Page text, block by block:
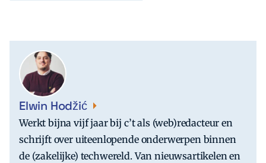
Elwin Hodžić
Werkt bijna vijf jaar bij c’t als (web)redacteur en
schrijft over uiteenlopende onderwerpen binnen
de (zakelijke) techwereld. Van nieuwsartikelen en